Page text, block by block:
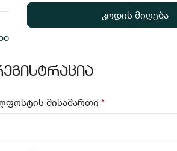
კოდის მიღება
ᲐᲜ
მისამართი *